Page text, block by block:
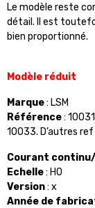
Le modèle reste
détail. Il est
bien proportionné.
Modèle réduit
Marque: LSM
Référence:
10033. D’autres
Courant
Echelle: HO
Version: x
Année de